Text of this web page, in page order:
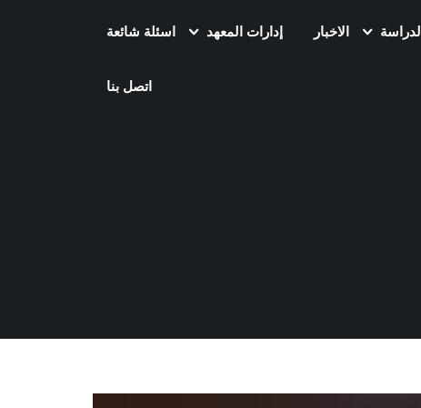
الدراسة الاخبار إدارات المعهد اسئلة شائعة
اتصل بنا